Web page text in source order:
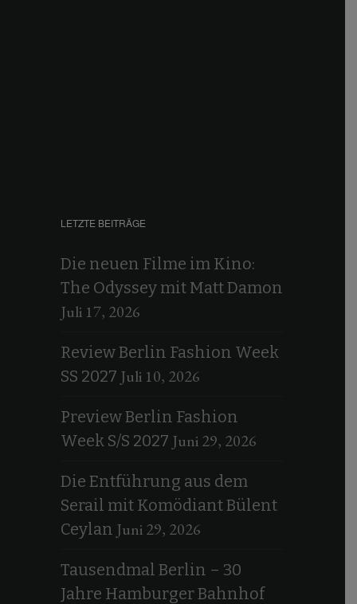
LETZTE BEITRÄGE
Die neuen Filme im Kino:
The Odyssey mit Matt Damon
Juli 17, 2026
Review Berlin Fashion Week
SS 2027 Juli 10, 2026
Preview Berlin Fashion
Week S/S 2027 Juni 29, 2026
Die Entführung aus dem
Serail mit Komödiant Bülent
Ceylan Juni 29, 2026
Tausendmal Berlin – 30
Jahre Hamburger Bahnhof